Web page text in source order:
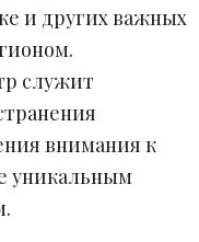
и других важных
служит
внимания к
уникальным